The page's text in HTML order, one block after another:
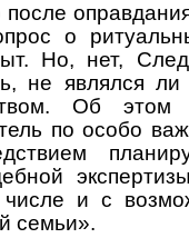
о
Но, нет,
не являлся ли
Об этом
по особо
числе и с
семьи».